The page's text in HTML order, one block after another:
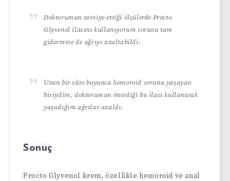
Doktorumun tavsiye ettiği ölçülerde Procto
Glyvenol ilacını kullanıyorum sorunu tam
gidermese de ağrıyı azaltabildi.
Uzun bir süre boyunca hemoroid sorunu yaşayan
biriydim, doktorumun önerdiği bu ilacı kullanarak
yaşadığım ağrılar azaldı.
Sonuç
Procto Glyvenol krem, özellikle hemoroid ve anal